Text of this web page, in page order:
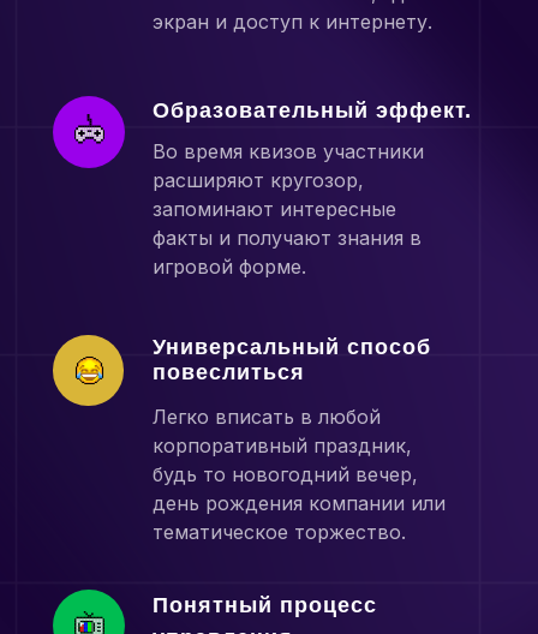
Универсальный способ
повеслиться
Легко вписать в любой
корпоративный праздник,
будь то новогодний вечер,
день рождения компании или
тематическое торжество.
Образовательный эффект.
Во время квизов участники
расширяют кругозор,
запоминают интересные
факты и получают знания в
игровой форме.
экран и доступ к интернету.
Понятный процесс